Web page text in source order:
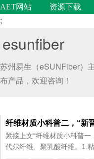
AET网站 资源下载
;
esunfiber
苏州易生（eSUNFiber）
布产品，欢迎咨询！
纤维材质小科普二，“新
紧接上文“纤维材质小科普
代尔纤维、聚乳酸纤维。1.